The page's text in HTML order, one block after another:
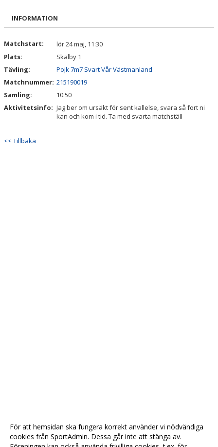
BILDGALLERI
KONTAKT
INTRESSEANMÄLAN
INFORMATION
Matchstart:
lör 24 maj, 11:30
Plats:
Skälby 1
Tävling:
Pojk 7m7 Svart Vår Västmanland
Matchnummer: 215190019
Samling:
10:50
Aktivitetsinfo: Jag ber om ursäkt för sent kallelse, svara så fort ni
kan och kom i tid. Ta med svarta matchställ
<< Tillbaka
För att hemsidan ska fungera korrekt använder vi nödvändiga
cookies från SportAdmin. Dessa går inte att stänga av.